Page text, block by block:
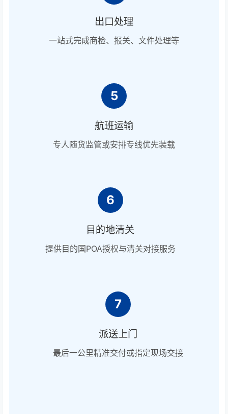
出口处理
一站式完成商检、报关、文件处理等
5
航班运输
专人随货监管或安排专线优先装载
6
目的地清关
提供目的国POA授权与清关对接服务
7
派送上门
最后一公里精准交付或指定现场交接